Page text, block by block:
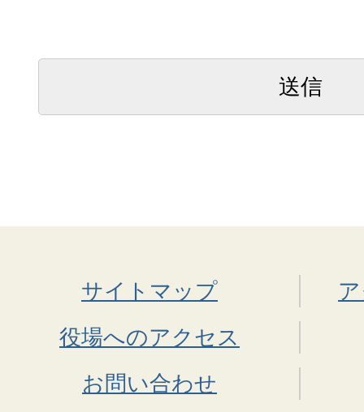
サイトマップ
役場へのアクセス
お問い合わせ